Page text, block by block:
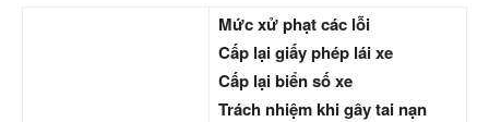
Mức xử phạt các lỗi
Cấp lại giấy phép lái xe
Cấp lại biển số xe
Trách nhiệm khi gây tai nạn